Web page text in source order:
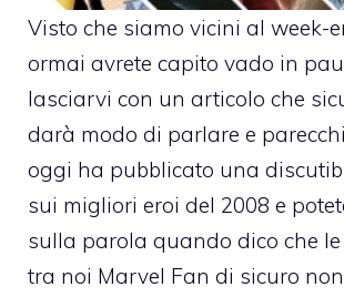
Visto che siamo vicini al week-
ormai avrete capito vado in
lasciarvi con un articolo che
darà modo di parlare e
oggi ha pubblicato una
sui migliori eroi del 2008 e
sulla parola quando dico che
tra noi Marvel Fan di sicuro non